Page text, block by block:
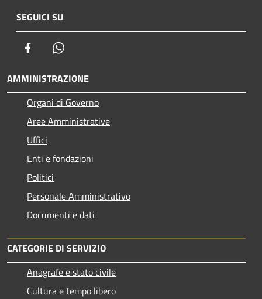
SEGUICI SU
Facebook
AMMINISTRAZIONE
Organi di Governo
Aree Amministrative
Uffici
Enti e fondazioni
Politici
Personale Amministrativo
Documenti e dati
CATEGORIE DI SERVIZIO
Anagrafe e stato civile
Cultura e tempo libero